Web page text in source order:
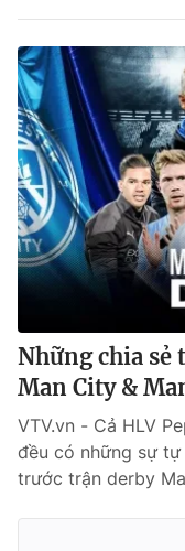
Những chia sẻ
Man City &
VTV.vn - Cả HLV
đều có những sự
trước trận derby